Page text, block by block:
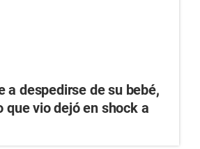
a despedirse de su bebé,
que vio dejó en shock a